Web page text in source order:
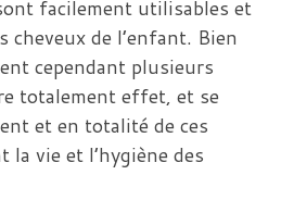
facilement utilisables et
cheveux de l’enfant. Bien
cependant plusieurs
totalement effet, et se
et en totalité de ces
vie et l’hygiène des